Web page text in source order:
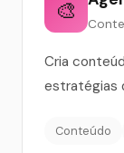
🎨
Cria
estratégias
Conteúdo